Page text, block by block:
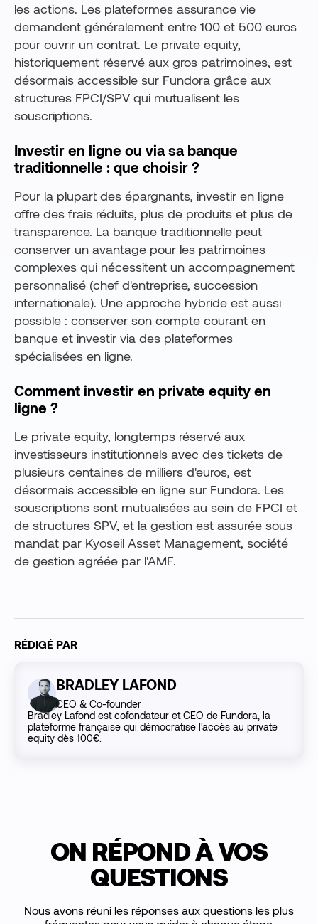
les actions. Les plateformes assurance vie
demandent généralement entre 100 et 500 euros
pour ouvrir un contrat. Le private equity,
historiquement réservé aux gros patrimoines, est
désormais accessible sur Fundora grâce aux
structures FPCI/SPV qui mutualisent les
souscriptions.
Investir en ligne ou via sa banque
traditionnelle : que choisir ?
Pour la plupart des épargnants, investir en ligne
offre des frais réduits, plus de produits et plus de
transparence. La banque traditionnelle peut
conserver un avantage pour les patrimoines
complexes qui nécessitent un accompagnement
personnalisé (chef d'entreprise, succession
internationale). Une approche hybride est aussi
possible : conserver son compte courant en
banque et investir via des plateformes
spécialisées en ligne.
Comment investir en private equity en
ligne ?
Le private equity, longtemps réservé aux
investisseurs institutionnels avec des tickets de
plusieurs centaines de milliers d'euros, est
désormais accessible en ligne sur Fundora. Les
souscriptions sont mutualisées au sein de FPCI et
de structures SPV, et la gestion est assurée sous
mandat par Kyoseil Asset Management, société
de gestion agréée par l'AMF.
RÉDIGÉ PAR
BRADLEY LAFOND
CEO & Co-founder
Bradley Lafond est cofondateur et CEO de Fundora, la
plateforme française qui démocratise l'accès au private
equity dès 100€.
ON RÉPOND À VOS
QUESTIONS
Nous avons réuni les réponses aux questions les plus